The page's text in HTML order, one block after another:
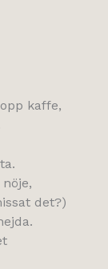
kaffe,
det?)